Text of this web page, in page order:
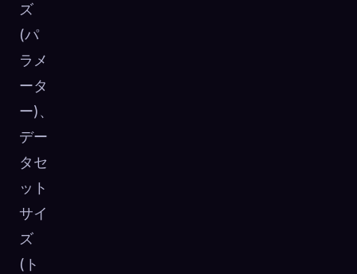
ズ
(パ
ラメ
ータ
ー)、
デー
タセ
ット
サイ
ズ
(ト